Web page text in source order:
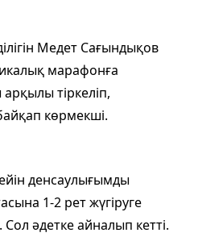
Медет Сағындықов
марафонға
тіркеліп,
көрмекші.
денсаулығымды
1-2 рет жүгіруге
әдетке айналып кетті.